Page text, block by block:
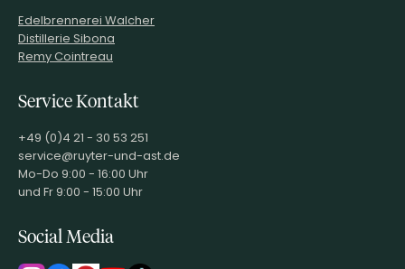
Edelbrennerei Walcher
Distillerie Sibona
Remy Cointreau
Service Kontakt
+49 (0)4 21 - 30 53 251
service@ruyter-und-ast.de
Mo-Do 9:00 - 16:00 Uhr
und Fr 9:00 - 15:00 Uhr
Social Media